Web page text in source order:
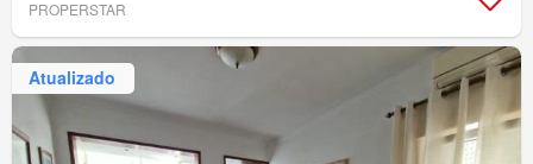
PROPERSTAR
Atualizado